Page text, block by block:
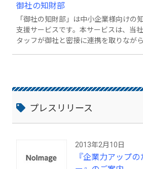
御社の知財部
「御社の知財部」は中小企業様向けの
支援サービスです。本サービスは、当
タッフが御社と密接に連携を取りながら
の知財部」をご利用いただくことによ
中小企業でも効果的な知財管理を行うこ
が可能となります。まずは、お気軽に当
までご相談下さい。 URL： http://www.ip
プレスリリース
2013年2月10日
『企業力アップ